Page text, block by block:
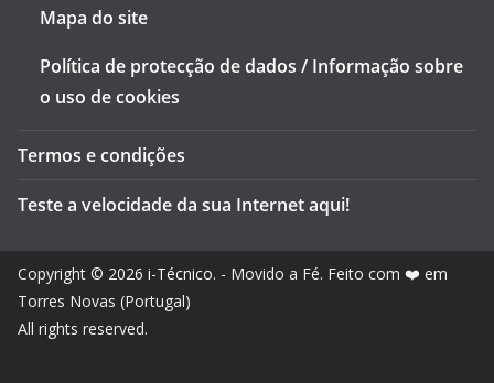
Mapa do site
Política de protecção de dados / Informação sobre
o uso de cookies
Termos e condições
Teste a velocidade da sua Internet aqui!
Copyright © 2026 i-Técnico. - Movido a Fé. Feito com ❤️ em
Torres Novas (Portugal)
All rights reserved.